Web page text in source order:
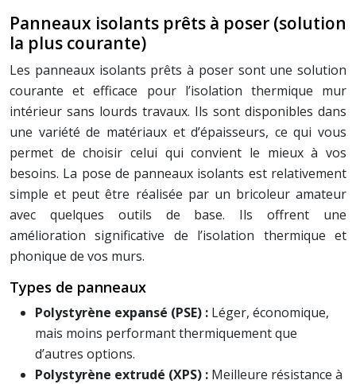
Panneaux isolants prêts à poser (solution
la plus courante)
Les panneaux isolants prêts à poser sont une solution
courante et efficace pour l’isolation thermique mur
intérieur sans lourds travaux. Ils sont disponibles dans
une variété de matériaux et d’épaisseurs, ce qui vous
permet de choisir celui qui convient le mieux à vos
besoins. La pose de panneaux isolants est relativement
simple et peut être réalisée par un bricoleur amateur
avec quelques outils de base. Ils offrent une
amélioration significative de l’isolation thermique et
phonique de vos murs.
Types de panneaux
Polystyrène expansé (PSE) : Léger, économique,
mais moins performant thermiquement que
d’autres options.
Polystyrène extrudé (XPS) : Meilleure résistance à